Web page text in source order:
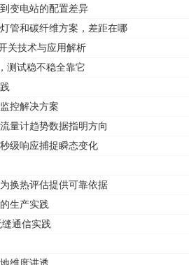
变电站的配置差异
管和碳纤维方案，差距在哪
关技术与应用解析
测试稳不稳全靠它
控解决方案
量计趋势数据指明方向
级响应捕捉瞬态变化
换热评估提供可靠依据
生产实践
通信实践